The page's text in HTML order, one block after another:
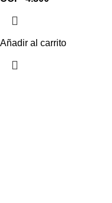
Añadir al carrito